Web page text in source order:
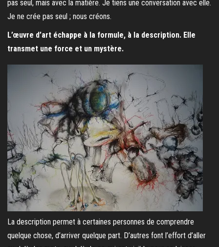
pas seul, mais avec la matière. Je tiens une conversation avec elle.
Je ne crée pas seul ; nous créons.
L’œuvre d’art échappe à la formule, à la description. Elle
transmet une force et un mystère.
La description permet à certaines personnes de comprendre
quelque chose, d’arriver quelque part. D’autres font l’effort d’aller